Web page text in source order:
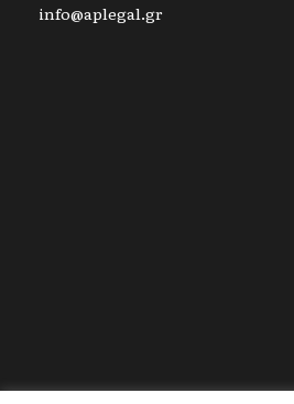
info@aplegal.gr